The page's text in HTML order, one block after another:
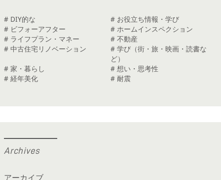
# DIY的な
# お役立ち情報・学び
# ビフォーアフター
# ホームインスペクション
# ライフプラン・マネー
# 不動産
# 中古住宅リノベーション
# 学び（街・旅・映画・読書な
ど）
# 家・暮らし
# 想い・思考性
# 経年美化
# 耐震
Archives
アーカイブ